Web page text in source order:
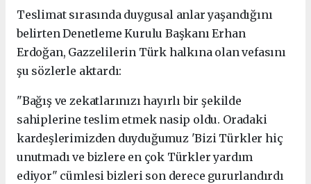
Teslimat sırasında duygusal anlar yaşandığını
belirten Denetleme Kurulu Başkanı Erhan
Erdoğan, Gazzelilerin Türk halkına olan vefasını
şu sözlerle aktardı:
"Bağış ve zekatlarınızı hayırlı bir şekilde
sahiplerine teslim etmek nasip oldu. Oradaki
kardeşlerimizden duyduğumuz 'Bizi Türkler hiç
unutmadı ve bizlere en çok Türkler yardım
ediyor" cümlesi bizleri son derece gururlandırdı